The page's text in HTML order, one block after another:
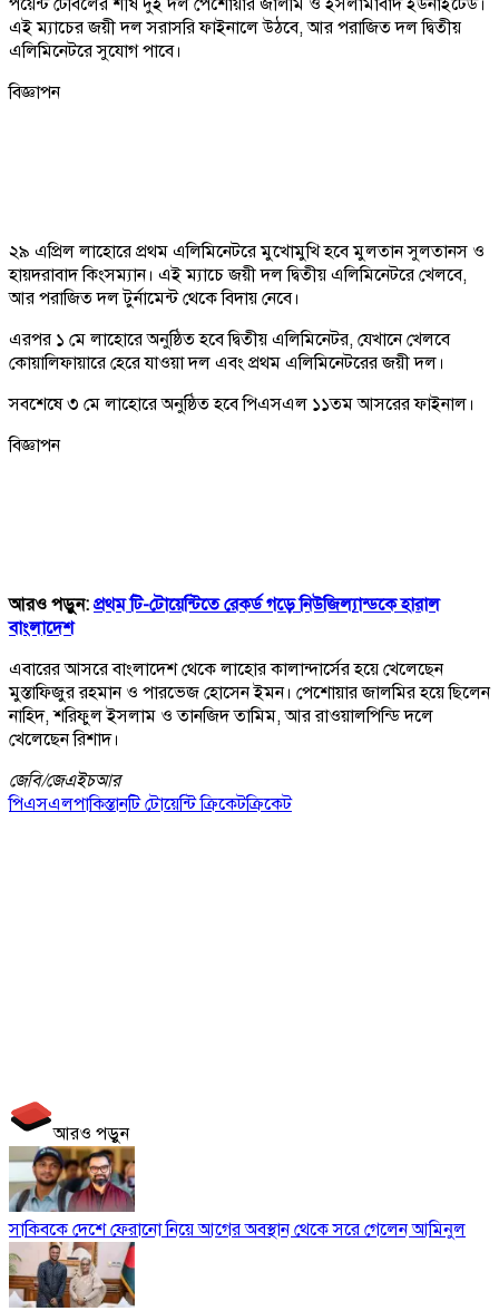
এই ম্যাচের জয়ী দল সরাসরি ফাইনালে উঠবে, আর পরাজিত দল দ্বিতীয়
এলিমিনেটরে সুযোগ পাবে।
বিজ্ঞাপন
২৯ এপ্রিল লাহোরে প্রথম এলিমিনেটরে মুখোমুখি হবে মুলতান সুলতানস ও
হায়দরাবাদ কিংসম্যান। এই ম্যাচে জয়ী দল দ্বিতীয় এলিমিনেটরে খেলবে,
আর পরাজিত দল টুর্নামেন্ট থেকে বিদায় নেবে।
এরপর ১ মে লাহোরে অনুষ্ঠিত হবে দ্বিতীয় এলিমিনেটর, যেখানে খেলবে
কোয়ালিফায়ারে হেরে যাওয়া দল এবং প্রথম এলিমিনেটরের জয়ী দল।
সবশেষে ৩ মে লাহোরে অনুষ্ঠিত হবে পিএসএল ১১তম আসরের ফাইনাল।
বিজ্ঞাপন
আরও পড়ুন: প্রথম টি-টোয়েন্টিতে রেকর্ড গড়ে নিউজিল্যান্ডকে হারাল
বাংলাদেশ
এবারের আসরে বাংলাদেশ থেকে লাহোর কালান্দার্সের হয়ে খেলেছেন
মুস্তাফিজুর রহমান ও পারভেজ হোসেন ইমন। পেশোয়ার জালমির হয়ে ছিলেন
নাহিদ, শরিফুল ইসলাম ও তানজিদ তামিম, আর রাওয়ালপিন্ডি দলে
খেলেছেন রিশাদ।
জেবি/জেএইচআর
পিএসএলপাকিস্তানটি টোয়েন্টি ক্রিকেটক্রিকেট
আরও পড়ুন
সাকিবকে দেশে ফেরানো নিয়ে আগের অবস্থান থেকে সরে গেলেন আমিনুল